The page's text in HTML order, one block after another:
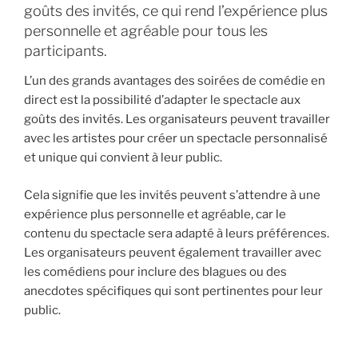
goûts des invités, ce qui rend l’expérience plus
personnelle et agréable pour tous les
participants.
L’un des grands avantages des soirées de comédie en
direct est la possibilité d’adapter le spectacle aux
goûts des invités. Les organisateurs peuvent travailler
avec les artistes pour créer un spectacle personnalisé
et unique qui convient à leur public.
Cela signifie que les invités peuvent s’attendre à une
expérience plus personnelle et agréable, car le
contenu du spectacle sera adapté à leurs préférences.
Les organisateurs peuvent également travailler avec
les comédiens pour inclure des blagues ou des
anecdotes spécifiques qui sont pertinentes pour leur
public.